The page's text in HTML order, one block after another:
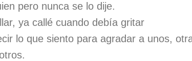
pero nunca se lo dije.
ya callé cuando debía gritar
lo que siento para agradar a unos,